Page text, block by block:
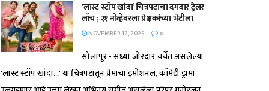
‘लास्ट स्टॉप खांदा’ चित्रपटाचा दमदार ट्रेलर
लाँच ; २१ नोव्हेंबरला प्रेक्षकांच्या भेटीला
NOVEMBER 12, 2025 0
सोलापूर - सध्या जोरदार चर्चेत असलेल्या
'लास्ट स्टॉप खांदा...' या चित्रपटातून प्रेमाचा इमोशनल, कॉमेडी ड्रामा